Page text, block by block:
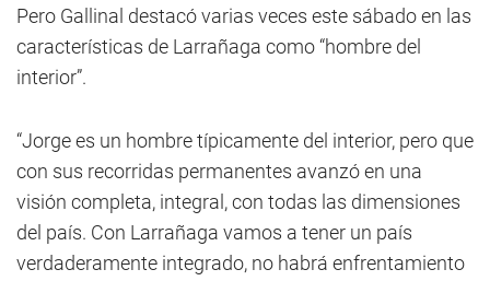
Pero Gallinal destacó varias veces este sábado en las
características de Larrañaga como “hombre del
interior”.
“Jorge es un hombre típicamente del interior, pero que
con sus recorridas permanentes avanzó en una
visión completa, integral, con todas las dimensiones
del país. Con Larrañaga vamos a tener un país
verdaderamente integrado, no habrá enfrentamiento